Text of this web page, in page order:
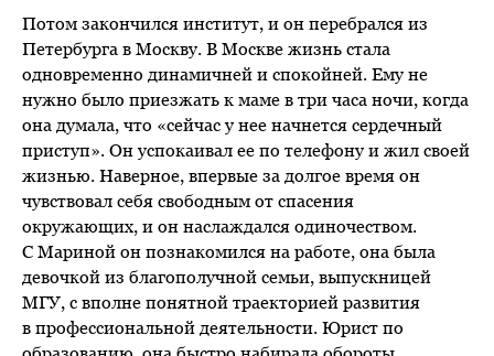
Потом закончился институт, и он перебрался из
Петербурга в Москву. В Москве жизнь стала
одновременно динамичней и спокойней. Ему не
нужно было приезжать к маме в три часа ночи, когда
она думала, что «сейчас у нее начнется сердечный
приступ». Он успокаивал ее по телефону и жил своей
жизнью. Наверное, впервые за долгое время он
чувствовал себя свободным от спасения
окружающих, и он наслаждался одиночеством.
С Мариной он познакомился на работе, она была
девочкой из благополучной семьи, выпускницей
МГУ, с вполне понятной траекторией развития
в профессиональной деятельности. Юрист по